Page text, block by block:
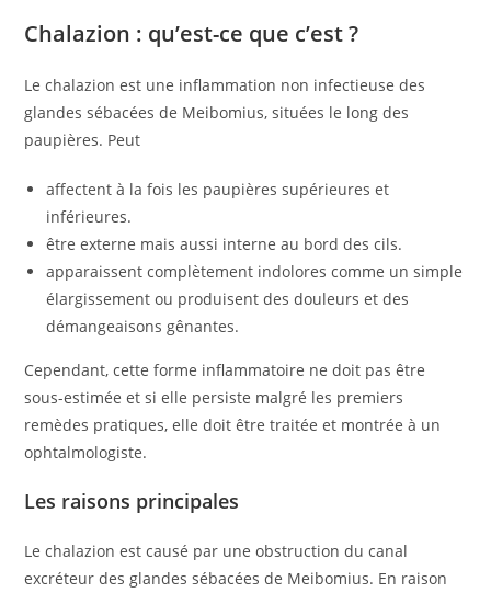
Chalazion : qu’est-ce que c’est ?
Le chalazion est une inflammation non infectieuse des
glandes sébacées de Meibomius, situées le long des
paupières. Peut
affectent à la fois les paupières supérieures et
inférieures.
être externe mais aussi interne au bord des cils.
apparaissent complètement indolores comme un simple
élargissement ou produisent des douleurs et des
démangeaisons gênantes.
Cependant, cette forme inflammatoire ne doit pas être
sous-estimée et si elle persiste malgré les premiers
remèdes pratiques, elle doit être traitée et montrée à un
ophtalmologiste.
Les raisons principales
Le chalazion est causé par une obstruction du canal
excréteur des glandes sébacées de Meibomius. En raison